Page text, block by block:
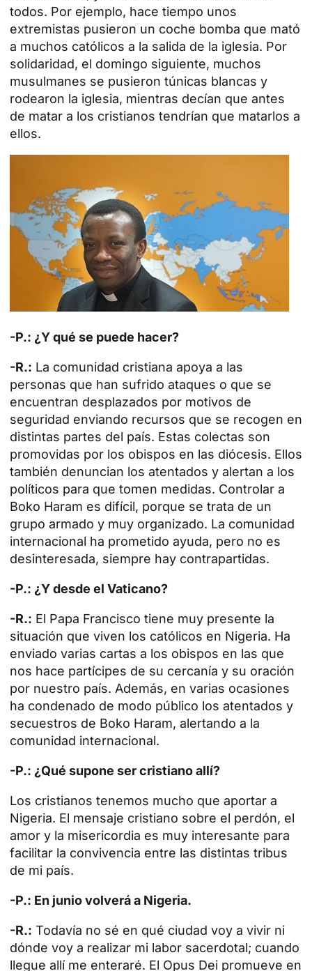
todos. Por ejemplo, hace tiempo unos
extremistas pusieron un coche bomba que mató
a muchos católicos a la salida de la iglesia. Por
solidaridad, el domingo siguiente, muchos
musulmanes se pusieron túnicas blancas y
rodearon la iglesia, mientras decían que antes
de matar a los cristianos tendrían que matarlos a
ellos.
-P.: ¿Y qué se puede hacer?
-R.: La comunidad cristiana apoya a las
personas que han sufrido ataques o que se
encuentran desplazados por motivos de
seguridad enviando recursos que se recogen en
distintas partes del país. Estas colectas son
promovidas por los obispos en las diócesis. Ellos
también denuncian los atentados y alertan a los
políticos para que tomen medidas. Controlar a
Boko Haram es difícil, porque se trata de un
grupo armado y muy organizado. La comunidad
internacional ha prometido ayuda, pero no es
desinteresada, siempre hay contrapartidas.
-P.: ¿Y desde el Vaticano?
-R.: El Papa Francisco tiene muy presente la
situación que viven los católicos en Nigeria. Ha
enviado varias cartas a los obispos en las que
nos hace partícipes de su cercanía y su oración
por nuestro país. Además, en varias ocasiones
ha condenado de modo público los atentados y
secuestros de Boko Haram, alertando a la
comunidad internacional.
-P.: ¿Qué supone ser cristiano allí?
Los cristianos tenemos mucho que aportar a
Nigeria. El mensaje cristiano sobre el perdón, el
amor y la misericordia es muy interesante para
facilitar la convivencia entre las distintas tribus
de mi país.
-P.: En junio volverá a Nigeria.
-R.: Todavía no sé en qué ciudad voy a vivir ni
dónde voy a realizar mi labor sacerdotal; cuando
llegue allí me enteraré. El Opus Dei promueve en